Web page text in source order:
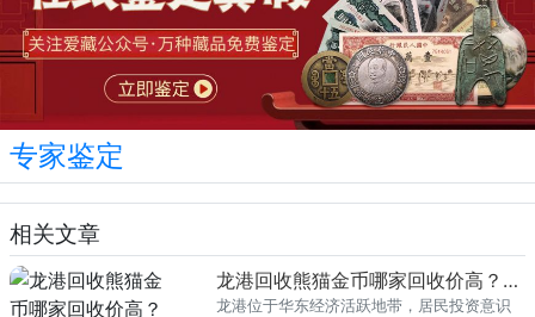
专家鉴定
相关文章
龙港回收熊猫金币哪家回收价高？本地榜单
龙港位于华东经济活跃地带，居民投资意识